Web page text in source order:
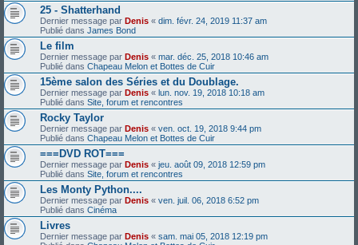
25 - Shatterhand
Dernier message par Denis « dim. févr. 24, 2019 11:37 am
Publié dans James Bond
Le film
Dernier message par Denis « mar. déc. 25, 2018 10:46 am
Publié dans Chapeau Melon et Bottes de Cuir
15ème salon des Séries et du Doublage.
Dernier message par Denis « lun. nov. 19, 2018 10:18 am
Publié dans Site, forum et rencontres
Rocky Taylor
Dernier message par Denis « ven. oct. 19, 2018 9:44 pm
Publié dans Chapeau Melon et Bottes de Cuir
===DVD ROT===
Dernier message par Denis « jeu. août 09, 2018 12:59 pm
Publié dans Site, forum et rencontres
Les Monty Python....
Dernier message par Denis « ven. juil. 06, 2018 6:52 pm
Publié dans Cinéma
Livres
Dernier message par Denis « sam. mai 05, 2018 12:19 pm